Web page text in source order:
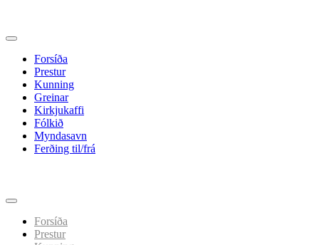
Forsíða
Prestur
Kunning
Greinar
Kirkjukaffi
Fólkið
Myndasavn
Ferðing til/frá
indhold
Forsíða
Prestur